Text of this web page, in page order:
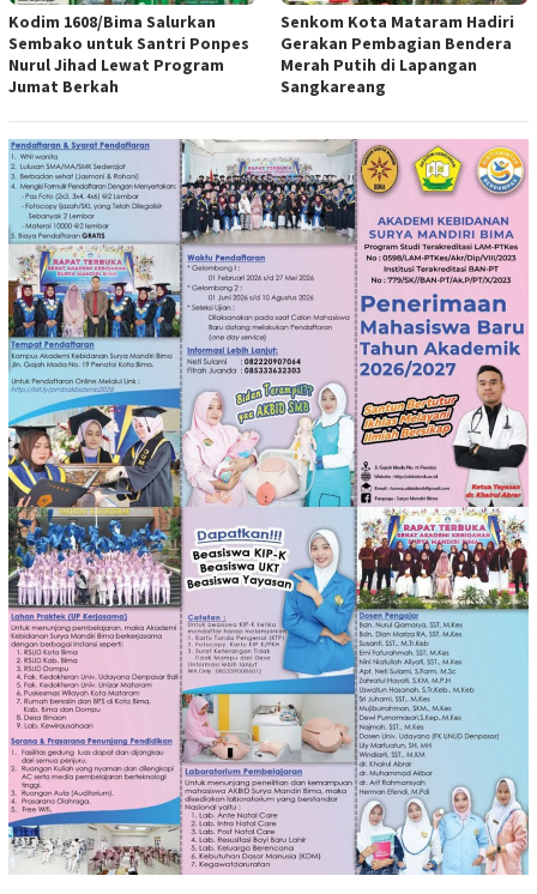
Kodim 1608/Bima Salurkan
Sembako untuk Santri Ponpes
Nurul Jihad Lewat Program
Jumat Berkah
Senkom Kota Mataram Hadiri
Gerakan Pembagian Bendera
Merah Putih di Lapangan
Sangkareang